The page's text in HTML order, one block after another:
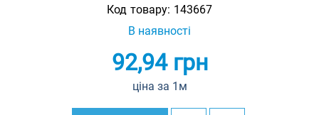
Код товару: 143667
В наявності
92,94грн
ціна за 1м